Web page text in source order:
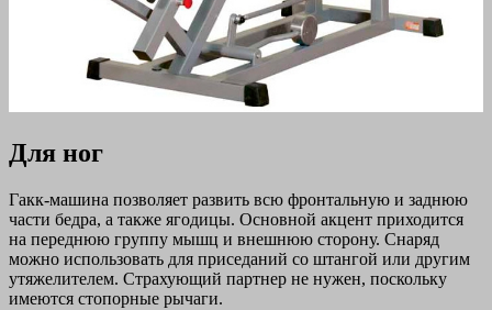
Для ног
Гакк-машина позволяет развить всю фронтальную и заднюю
части бедра, а также ягодицы. Основной акцент приходится
на переднюю группу мышц и внешнюю сторону. Снаряд
можно использовать для приседаний со штангой или другим
утяжелителем. Страхующий партнер не нужен, поскольку
имеются стопорные рычаги.